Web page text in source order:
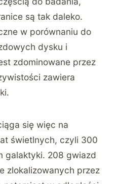
są tak daleko.
w porównaniu do
dysku i
zdominowane przez
zawiera
się więc na
świetlnych, czyli 300
galaktyki. 208 gwiazd
zlokalizowanych przez